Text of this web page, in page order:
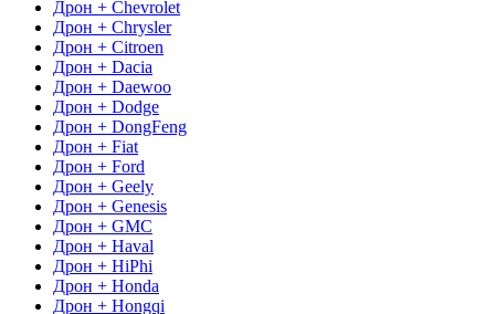
Дрон + Chevrolet
Дрон + Chrysler
Дрон + Citroen
Дрон + Dacia
Дрон + Daewoo
Дрон + Dodge
Дрон + DongFeng
Дрон + Fiat
Дрон + Ford
Дрон + Geely
Дрон + Genesis
Дрон + GMC
Дрон + Haval
Дрон + HiPhi
Дрон + Honda
Дрон + Hongqi